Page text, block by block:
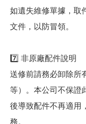
如遺失維修單據，取
文件，以防冒領。
7️⃣ 非原廠配件說明
送修前請務必卸除所
等）。本公司不保證
後導致配件不再適用
務。